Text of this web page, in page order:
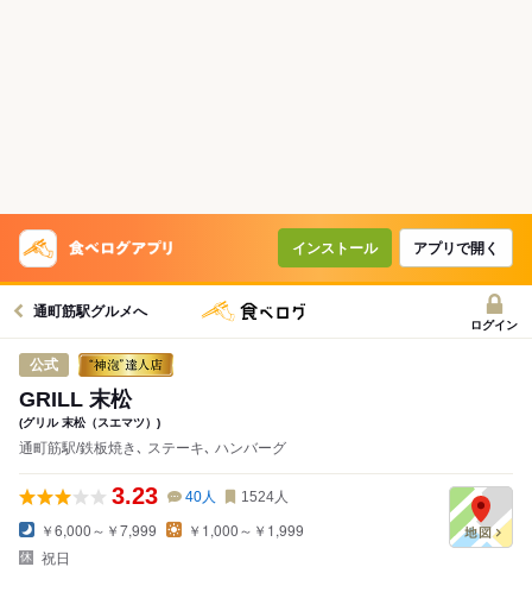
インストール アプリで開く
通町筋駅グルメへ
ログイン
公式
GRILL 末松
(グリル 末松（スエマツ）)
通町筋駅/鉄板焼き､ ステーキ､ ハンバーグ
3.23 40人 1524人
￥6,000～￥7,999
￥1,000～￥1,999
祝日